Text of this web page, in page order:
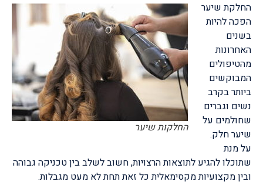
החלקות שיער
החלקת שיער
הפכה להיות
בשנים
האחרונות
מהטיפולים
המבוקשים
ביותר בקרב
נשים וגברים
שחולמים על
שיער חלק.
על מנת
שתוכלו להגיע לתוצאות הרצויות, חשוב לשלב בין טכניקה גבוהה
ובין מקצועיות מקסימאלית כל זאת תחת לא מעט מגבלות.